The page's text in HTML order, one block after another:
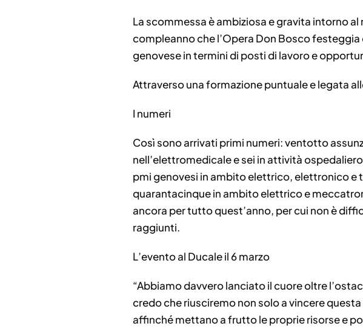
La scommessa è ambiziosa e gravita intorno
compleanno che l’Opera Don Bosco
genovese in termini di posti di lavoro e
Attraverso una formazione puntuale e legata
I numeri
Così sono arrivati primi numeri: ventotto
nell’elettromedicale e sei in attività
pmi genovesi in ambito elettrico, elettronico e
quarantacinque in ambito elettrico e
ancora per tutto quest’anno, per cui non è
raggiunti.
L’evento al Ducale il 6 marzo
“Abbiamo davvero lanciato il cuore oltre
credo che riusciremo non solo a vincere
affinché mettano a frutto le proprie risorse e